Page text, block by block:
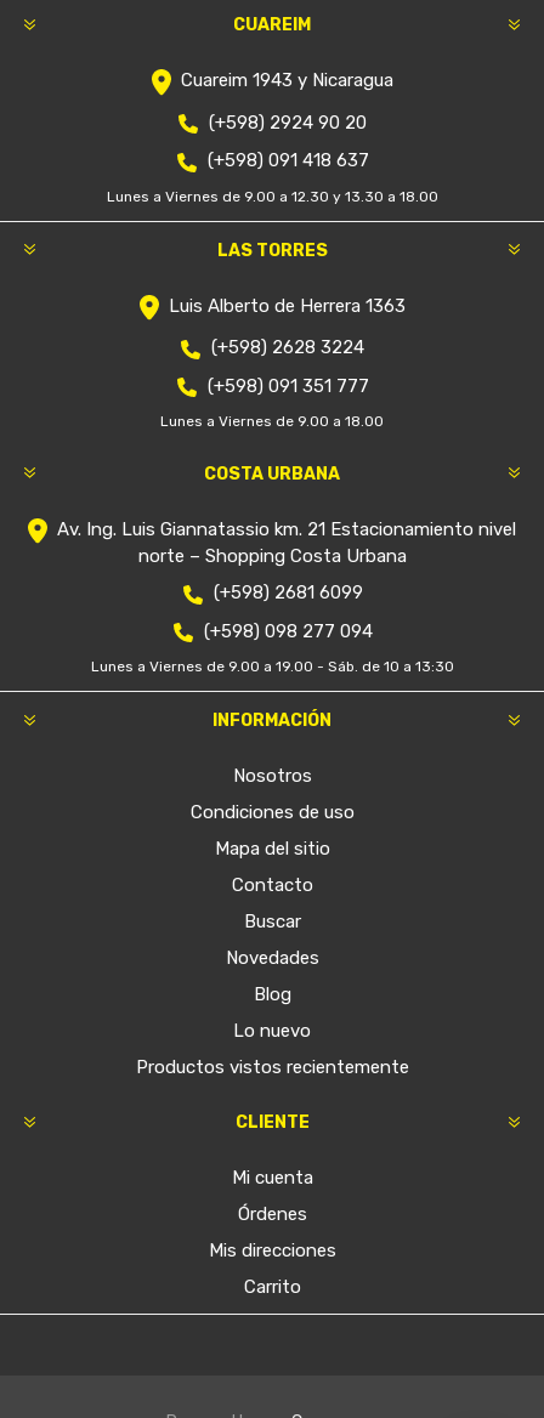
CUAREIM
Cuareim 1943 y Nicaragua
(+598) 2924 90 20
(+598) 091 418 637
Lunes a Viernes de 9.00 a 12.30 y 13.30 a 18.00
LAS TORRES
Luis Alberto de Herrera 1363
(+598) 2628 3224
(+598) 091 351 777
Lunes a Viernes de 9.00 a 18.00
COSTA URBANA
Av. Ing. Luis Giannatassio km. 21 Estacionamiento nivel
norte – Shopping Costa Urbana
(+598) 2681 6099
(+598) 098 277 094
Lunes a Viernes de 9.00 a 19.00 - Sáb. de 10 a 13:30
INFORMACIÓN
Nosotros
Condiciones de uso
Mapa del sitio
Contacto
Buscar
Novedades
Blog
Lo nuevo
Productos vistos recientemente
CLIENTE
Mi cuenta
Órdenes
Mis direcciones
Carrito